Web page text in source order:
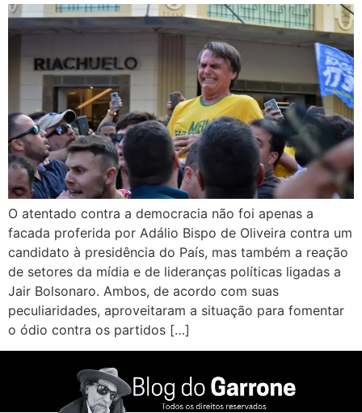
O atentado contra a democracia não foi apenas a
facada proferida por Adálio Bispo de Oliveira contra um
candidato à presidência do País, mas também a reação
de setores da mídia e de lideranças políticas ligadas a
Jair Bolsonaro. Ambos, de acordo com suas
peculiaridades, aproveitaram a situação para fomentar
o ódio contra os partidos […]